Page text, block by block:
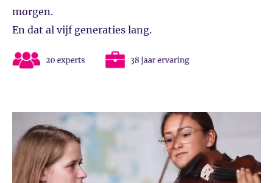
morgen.
En dat al vijf generaties lang.